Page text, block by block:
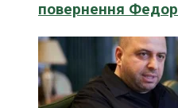
повернення